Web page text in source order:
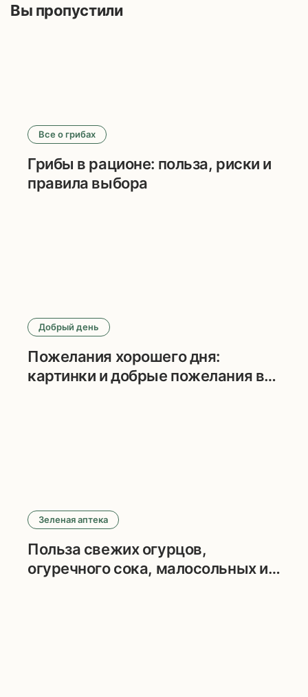
Вы пропустили
Все о грибах
Грибы в рационе: польза, риски и
правила выбора
Добрый день
Пожелания хорошего дня:
картинки и добрые пожелания в
Зеленая аптека
Польза свежих огурцов,
огуречного сока, малосольных и